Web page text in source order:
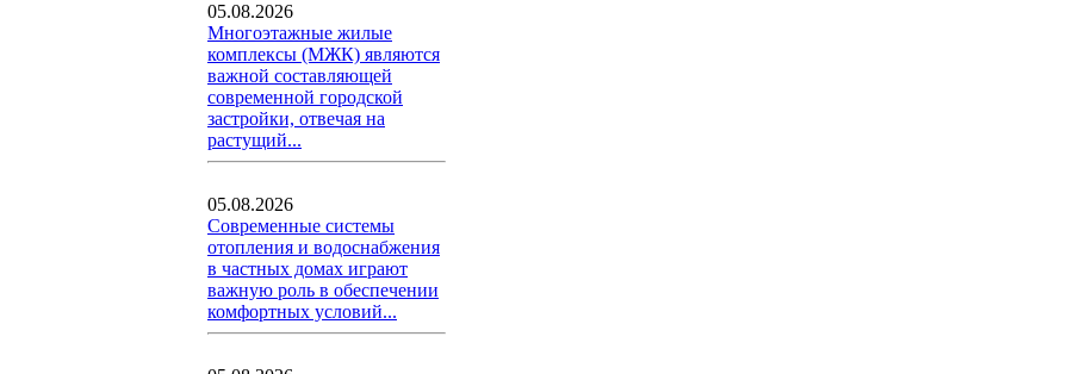
05.08.2026
Многоэтажные жилые
комплексы (МЖК) являются
важной составляющей
современной городской
застройки, отвечая на
растущий...
05.08.2026
Современные системы
отопления и водоснабжения
в частных домах играют
важную роль в обеспечении
комфортных условий...